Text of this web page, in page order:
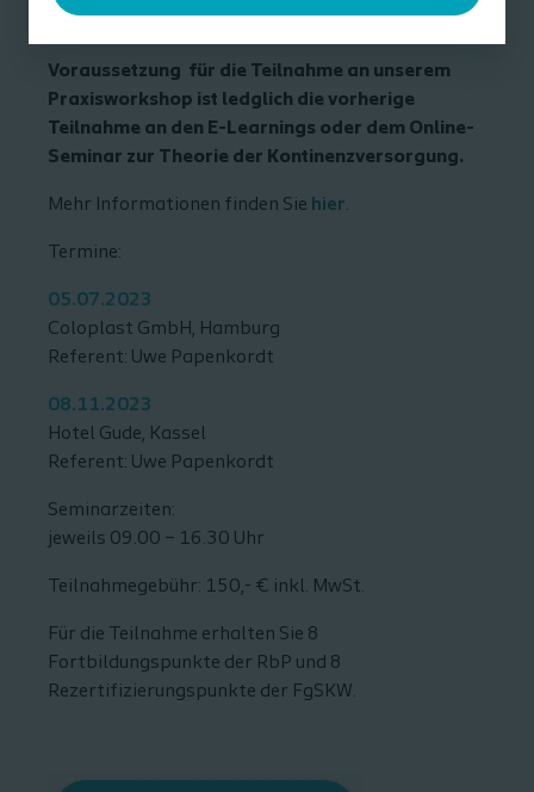
Voraussetzung für die Teilnahme an unserem
Praxisworkshop ist ledglich die vorherige
Teilnahme an den E-Learnings oder dem Online-
Seminar zur Theorie der Kontinenzversorgung.
Mehr Informationen finden Sie hier.
Termine:
05.07.2023
Coloplast GmbH, Hamburg
Referent: Uwe Papenkordt
08.11.2023
Hotel Gude, Kassel
Referent: Uwe Papenkordt
Seminarzeiten:
jeweils 09.00 – 16.30 Uhr
Teilnahmegebühr: 150,- € inkl. MwSt.
Für die Teilnahme erhalten Sie 8
Fortbildungspunkte der RbP und 8
Rezertifizierungspunkte der FgSKW.